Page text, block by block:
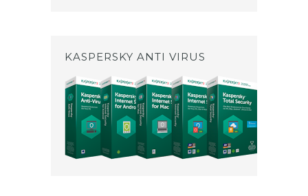
KASPERSKY ANTI VIRUS